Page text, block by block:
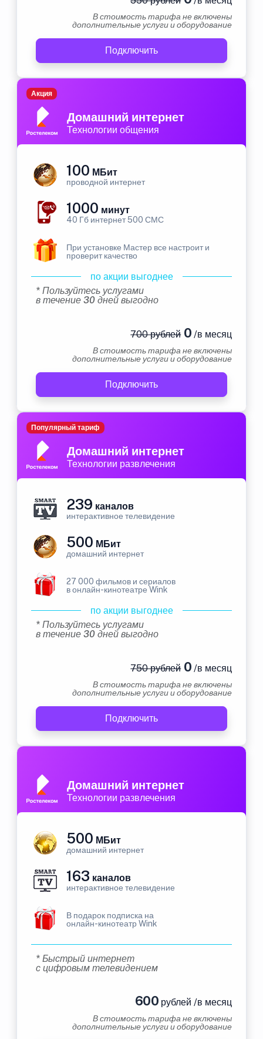
В стоимость тарифа не включены
дополнительные услуги и оборудование
Подключить
Домашний интернет
Технологии общения
Акция
100 МБит
проводной интернет
1000 минут
40 Гб интернет 500 СМС
При установке Мастер все настроит и
проверит качество
по акции выгоднее
* Пользуйтесь услугами
в течение 30 дней выгодно
700 рублей0 /в месяц
В стоимость тарифа не включены
дополнительные услуги и оборудование
Подключить
Домашний интернет
Технологии развлечения
Популярный тариф
239 каналов
интерактивное телевидение
500 МБит
домашний интернет
27 000 фильмов и сериалов
в онлайн-кинотеатре Wink
по акции выгоднее
* Пользуйтесь услугами
в течение 30 дней выгодно
750 рублей0 /в месяц
В стоимость тарифа не включены
дополнительные услуги и оборудование
Подключить
Домашний интернет
Технологии развлечения
500 МБит
домашний интернет
163 каналов
интерактивное телевидение
В подарок подписка на
онлайн-кинотеатр Wink
* Быстрый интернет
с цифровым телевидением
600 рублей /в месяц
В стоимость тарифа не включены
дополнительные услуги и оборудование